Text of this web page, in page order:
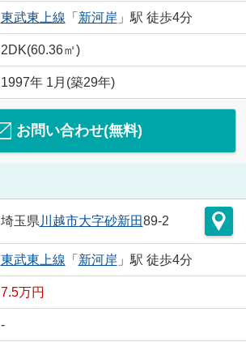
東武東上線 「 新河岸 」駅 徒歩4分
2DK(60.36㎡)
1997年 1月(築29年)
お問い合わせ(無料)
埼玉県 川越市大字砂新田89-2
東武東上線 「 新河岸 」駅 徒歩4分
7.5万円
-